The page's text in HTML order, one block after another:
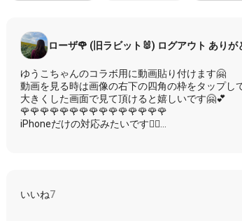
ローザ🌹 (旧ラビット🐰) ログ
ゆうこちゃんのコラボ用に動画貼り付けます🤗
動画を見る時は画像の右下の四角の枠をタップし
大きくした画面で見て頂けると嬉しいです🤗💕
🌹🌹🌹🌹🌹🌹🌹🌹🌹🌹🌹🌹🌹🌹🌹
iPhoneだけの対応みたいです🙇‍♀️
ゆうこちゃんのエアパモ&ゴーラス&スギャット
いいね7